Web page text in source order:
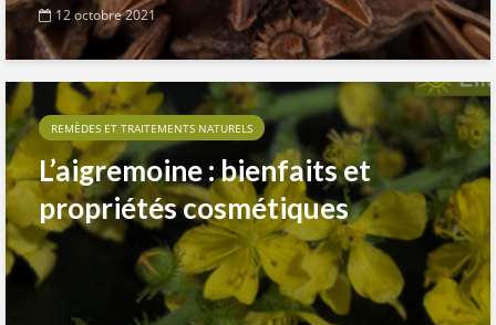
12 octobre 2021
REMÈDES ET TRAITEMENTS NATURELS
L’aigremoine : bienfaits et
propriétés cosmétiques